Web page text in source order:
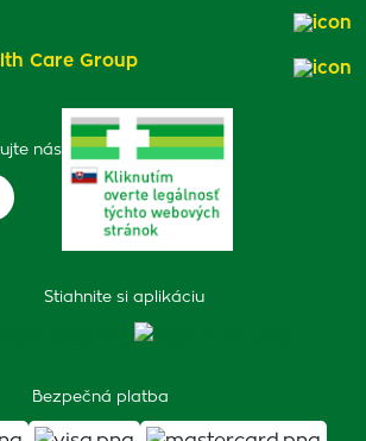
nás
Stiahnite si aplikáciu
Bezpečná platba
Care Group